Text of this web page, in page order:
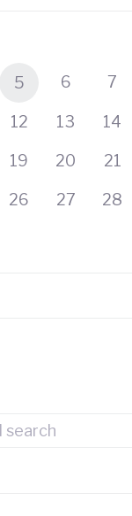
5 6 7
12 13 14
19 20 21
26 27 28